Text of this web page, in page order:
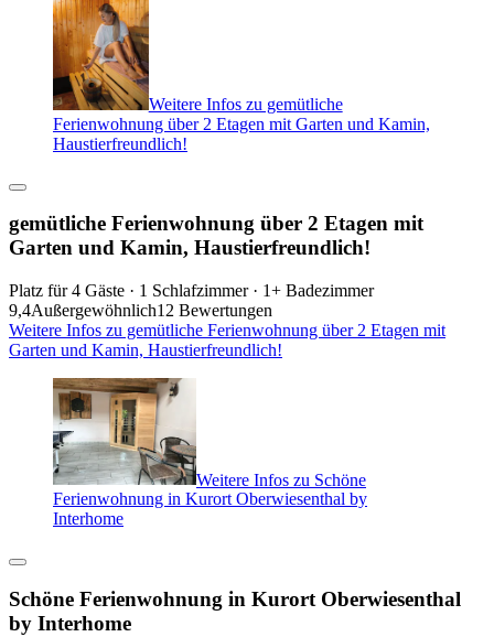
Weitere Infos zu gemütliche
Ferienwohnung über 2 Etagen mit Garten und Kamin,
Haustierfreundlich!
gemütliche Ferienwohnung über 2 Etagen mit
Garten und Kamin, Haustierfreundlich!
Platz für 4 Gäste · 1 Schlafzimmer · 1+ Badezimmer
9,4Außergewöhnlich12 Bewertungen
Weitere Infos zu gemütliche Ferienwohnung über 2 Etagen mit
Garten und Kamin, Haustierfreundlich!
Weitere Infos zu Schöne
Ferienwohnung in Kurort Oberwiesenthal by
Interhome
Schöne Ferienwohnung in Kurort Oberwiesenthal
by Interhome